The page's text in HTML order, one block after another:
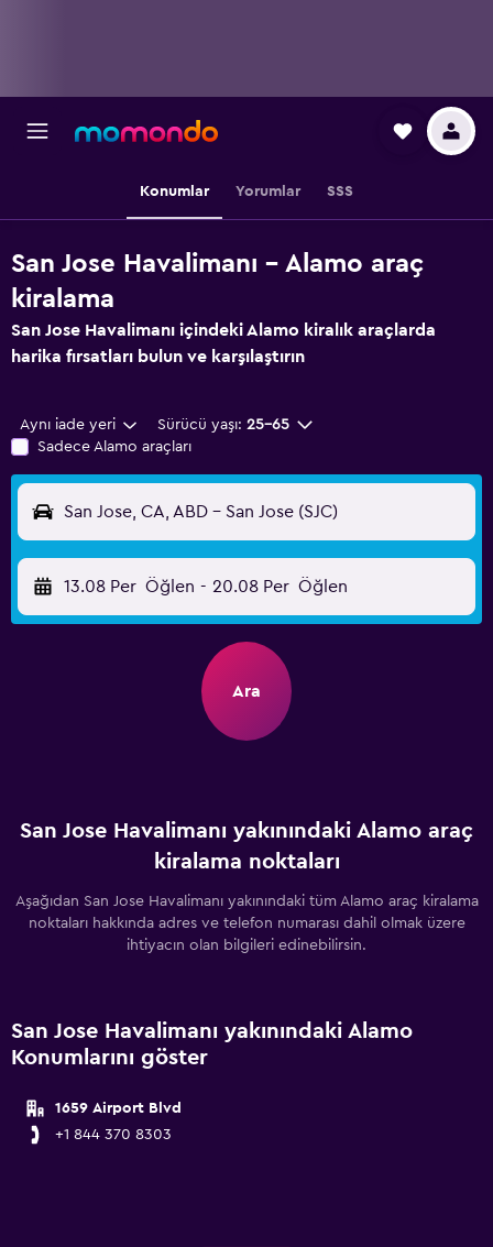
Konumlar Yorumlar SSS
San Jose Havalimanı - Alamo araç
kiralama
San Jose Havalimanı içindeki Alamo kiralık araçlarda
harika fırsatları bulun ve karşılaştırın
Aynı iade yeri Sürücü yaşı: 25-65
Sadece Alamo araçları
San Jose, CA, ABD - San Jose (SJC)
13.08 Per Öğlen - 20.08 Per Öğlen
Ara
San Jose Havalimanı yakınındaki Alamo araç
kiralama noktaları
Aşağıdan San Jose Havalimanı yakınındaki tüm Alamo araç kiralama
noktaları hakkında adres ve telefon numarası dahil olmak üzere
ihtiyacın olan bilgileri edinebilirsin.
San Jose Havalimanı yakınındaki Alamo
Konumlarını göster
1659 Airport Blvd
+1 844 370 8303